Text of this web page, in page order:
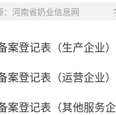
：河南省奶业信息网
案登记表（生产企业）
案登记表（运营企业）
案登记表（其他服务企